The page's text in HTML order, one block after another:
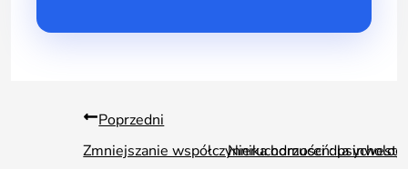
Poprzedni
Zmniejszanie współczynnika odrzuceń:
Nieruchomości dla